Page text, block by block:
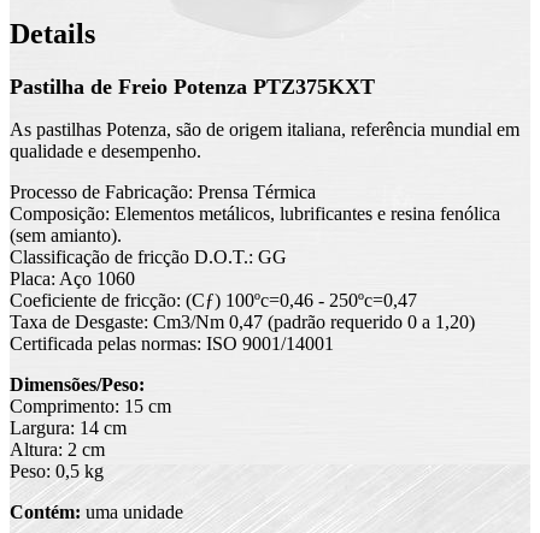
Details
Pastilha de Freio Potenza PTZ375KXT
As pastilhas Potenza, são de origem italiana, referência mundial em
qualidade e desempenho.
Processo de Fabricação: Prensa Térmica
Composição: Elementos metálicos, lubrificantes e resina fenólica
(sem amianto).
Classificação de fricção D.O.T.: GG
Placa: Aço 1060
Coeficiente de fricção: (Cƒ) 100ºc=0,46 - 250ºc=0,47
Taxa de Desgaste: Cm3/Nm 0,47 (padrão requerido 0 a 1,20)
Certificada pelas normas: ISO 9001/14001
Dimensões/Peso:
Comprimento: 15 cm
Largura: 14 cm
Altura: 2 cm
Peso: 0,5 kg
Contém: uma unidade